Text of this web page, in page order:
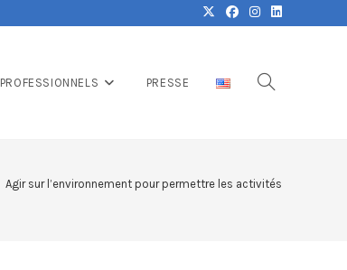
PROFESSIONNELS PRESSE
Agir sur l’environnement pour permettre les activités